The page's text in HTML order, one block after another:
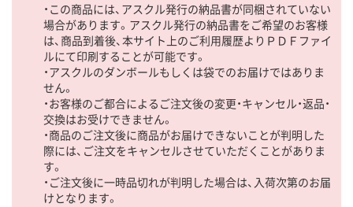
・この商品には、アスクル発行の納品書が同梱されていない
場合があります。アスクル発行の納品書をご希望のお客様
は、商品到着後、本サイト上のご利用履歴よりＰＤＦファイ
ルにて印刷することが可能です。
・アスクルのダンボールもしくは袋でのお届けではありま
せん。
・お客様のご都合によるご注文後の変更・キャンセル・返品・
交換はお受けできません。
・商品のご注文後に商品がお届けできないことが判明した
際には、ご注文をキャンセルさせていただくことがありま
す。
・ご注文後に一時品切れが判明した場合は、入荷次第のお届
けとなります。